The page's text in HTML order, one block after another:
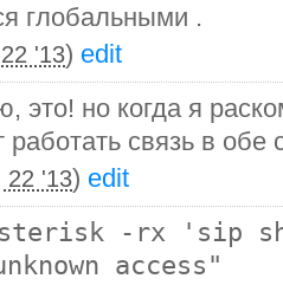
глобальными .
'13) edit
это! но когда я
работать связь в обе
22 '13) edit
-rx 'sip
access"